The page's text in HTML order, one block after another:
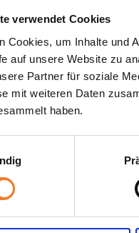
verwendet Cookies
Cookies, um Inhalte und
auf unsere Website zu
Partner für soziale
mit weiteren Daten
haben.